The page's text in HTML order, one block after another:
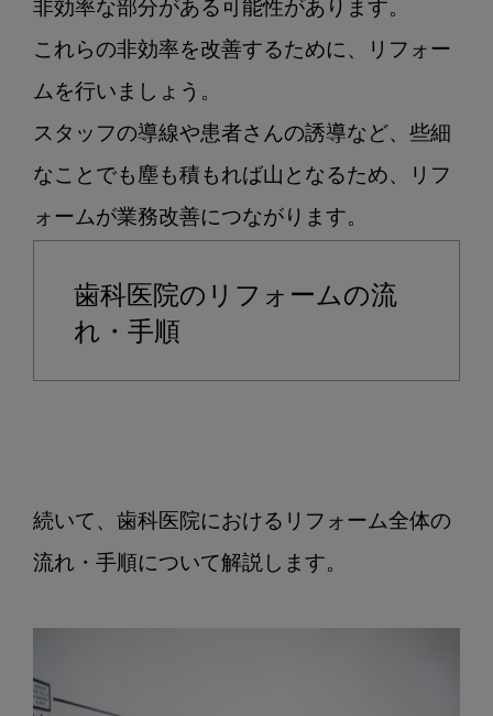
非効率な部分がある可能性があります。
これらの非効率を改善するために、リフォー
ムを行いましょう。
スタッフの導線や患者さんの誘導など、些細
なことでも塵も積もれば山となるため、リフ
歯科医院のリフォームの流
れ・手順
続いて、歯科医院におけるリフォーム全体の
流れ・手順について解説します。